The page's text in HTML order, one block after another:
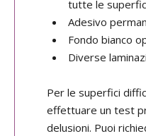
tutte le
Adesivo
Fondo bianco
Diverse
Per le superfici
effettuare un test
delusioni. Puoi